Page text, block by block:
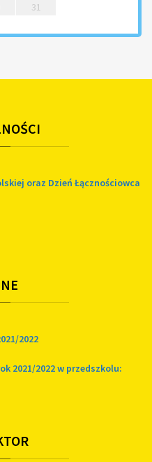
31
oraz Dzień Łącznościowca
2022
2021/2022 w przedszkolu: